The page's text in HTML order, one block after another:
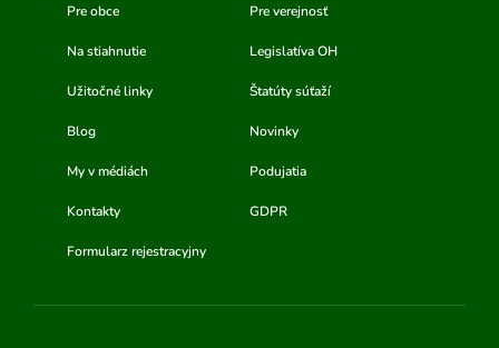
Pre obce Pre verejnosť
Na stiahnutie Legislatíva OH
Užitočné linky Štatúty súťaží
Blog Novinky
My v médiách Podujatia
Kontakty GDPR
Formularz rejestracyjny